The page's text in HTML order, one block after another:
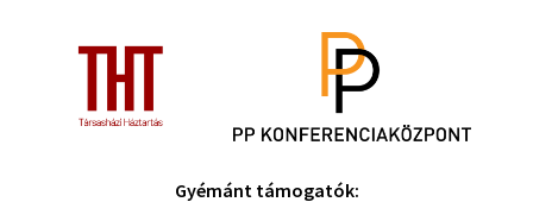
Gyémánt támogatók: